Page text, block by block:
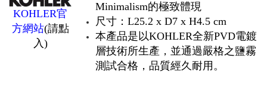
KOHLER官
方網站(請點
入)
Minimalism的極致體現
尺寸：L25.2 x D7 x H4.5 cm
本產品是以KOHLER全新PVD電鍍
層技術所生產，並通過嚴格之鹽霧
測試合格，品質經久耐用。